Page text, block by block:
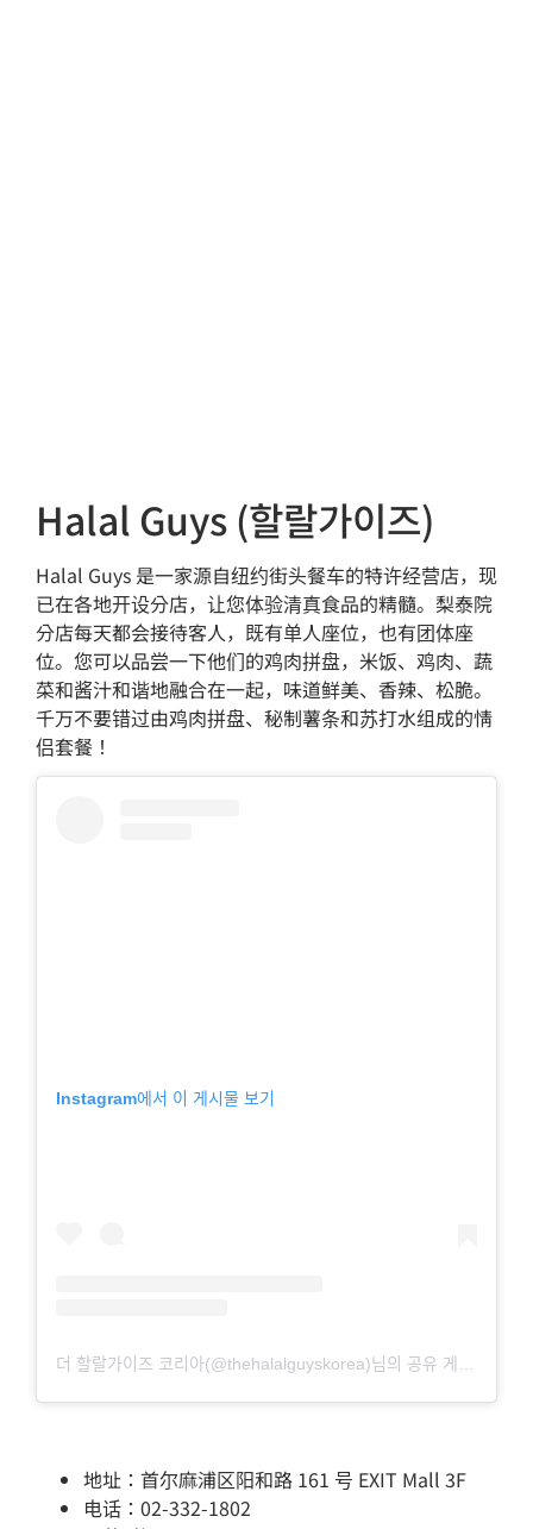
Halal Guys (할랄가이즈)
Halal Guys 是一家源自纽约街头餐车的特许经营店，现
已在各地开设分店，让您体验清真食品的精髓。梨泰院
分店每天都会接待客人，既有单人座位，也有团体座
位。您可以品尝一下他们的鸡肉拼盘，米饭、鸡肉、蔬
菜和酱汁和谐地融合在一起，味道鲜美、香辣、松脆。
千万不要错过由鸡肉拼盘、秘制薯条和苏打水组成的情
侣套餐！
Instagram에서 이 게시물 보기
地址：首尔麻浦区阳和路 161 号 EXIT Mall 3F
电话：02-332-1802